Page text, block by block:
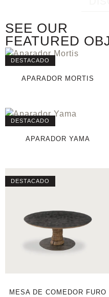
SEE OUR
FEATURED
DESTACADO
APARADOR MORTIS
DESTACADO
APARADOR YAMA
DESTACADO
MESA DE COMEDOR FURO